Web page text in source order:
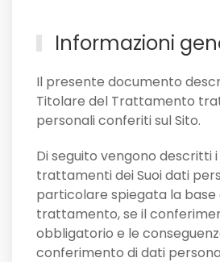
Informazioni
Il presente documento
Titolare del Trattamento
personali conferiti sul Sito.
Di seguito vengono descritti
trattamenti dei Suoi dati
particolare spiegata la base
trattamento, se il
obbligatorio e le
conferimento di dati